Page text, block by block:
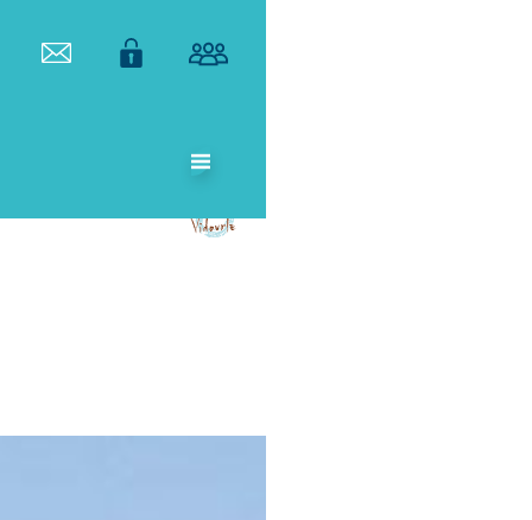
PUBLIC
TERRITORIAL